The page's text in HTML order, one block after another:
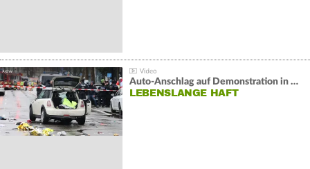
Auto-Anschlag auf Demonstration in München:
LEBENSLANGE HAFT